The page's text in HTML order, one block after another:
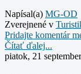
Napísal(a) MG-OD
Zverejnené v
Pridajte komentár
Čítať ďalej...
piatok, 21